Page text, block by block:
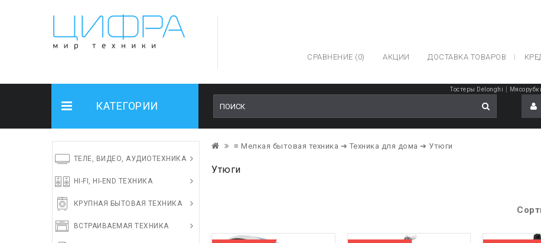
СРАВНЕНИЕ (0) АКЦИИ ДОСТАВКА ТОВАРОВ
КАТЕГОРИИ
Тостеры Delonghi
ТЕЛЕ, ВИДЕО, АУДИОТЕХНИКА
HI-FI, HI-END ТЕХНИКА
КРУПНАЯ БЫТОВАЯ ТЕХНИКА
ВСТРАИВАЕМАЯ ТЕХНИКА
≡ Мелкая бытовая техника ➔ Техника для дома ➔ Утюги
Утюги